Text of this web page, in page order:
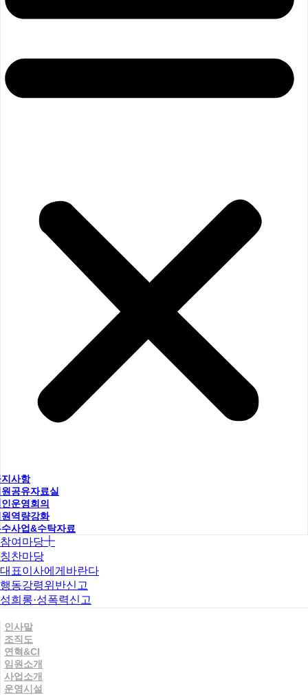
사항
공유자료실
운영회의
역량강화
사업&수탁자료
참여마당
칭찬마당
대표이사에게바란다
행동강령위반신고
성희롱·성폭력신고
인사말
조직도
연혁&CI
임원소개
사업소개
운영시설